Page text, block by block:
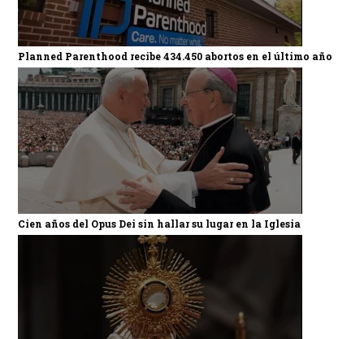
Planned Parenthood recibe 434.450 abortos en el último año
Cien años del Opus Dei sin hallar su lugar en la Iglesia